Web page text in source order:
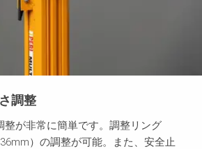
調整
整が非常に簡単です。調整リング
）の調整が可能。また、安全止